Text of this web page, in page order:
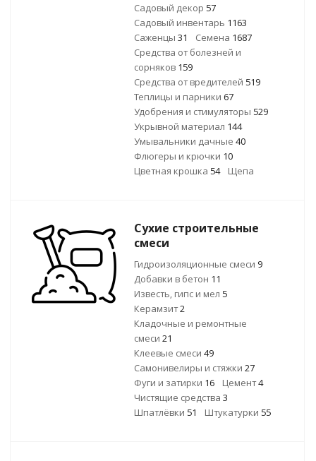
Садовый декор 57
Садовый инвентарь 1163
Саженцы 31 Семена 1687
Средства от болезней и
сорняков 159
Средства от вредителей 519
Теплицы и парники 67
Удобрения и стимуляторы 529
Укрывной материал 144
Умывальники дачные 40
Флюгеры и крючки 10
Цветная крошка 54 Щепа
Сухие строительные
смеси
Гидроизоляционные смеси 9
Добавки в бетон 11
Известь, гипс и мел 5
Керамзит2
Кладочные и ремонтные
смеси 21
Клеевые смеси 49
Самонивелиры и стяжки 27
Фуги и затирки 16 Цемент4
Чистящие средства 3
Шпатлёвки 51 Штукатурки 55